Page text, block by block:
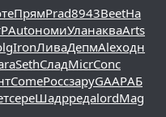
ПрямPrad8943BeetHa
AutoномиУланакваArts
IronЛиваДепмAlexодн
SethСладMicrConc
ComeРоссзаруGAAPАБ
сереШадрредаlordMag